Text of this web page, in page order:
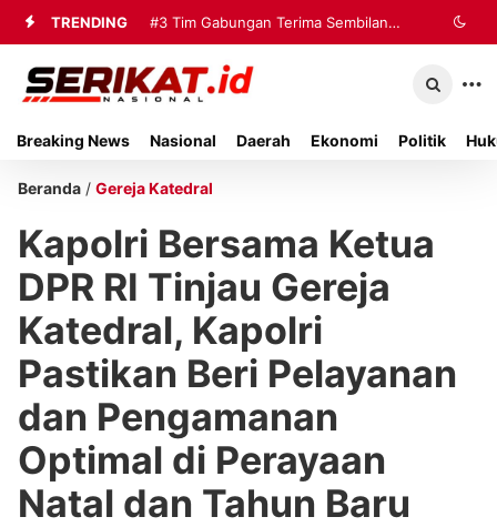
TRENDING #3 Tim Gabungan Terima Sembilan
Korban Evakuasi KM Mutiara Sentosa
Breaking News Nasional Daerah Ekonomi Politik
Beranda / Gereja Katedral
Kapolri Bersama Ketua
DPR RI Tinjau Gereja
Katedral, Kapolri
Pastikan Beri Pelayanan
dan Pengamanan
Optimal di Perayaan
Natal dan Tahun Baru